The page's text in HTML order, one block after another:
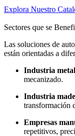
Explora Nuestro
Sectores que se
Las soluciones de
están orientadas a
Industria
mecanizado.
Industria
transformación
Empresas
repetitivos,